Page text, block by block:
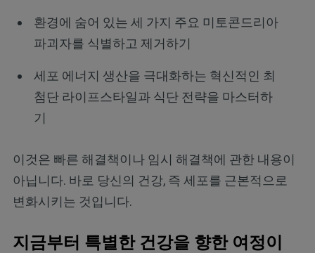
환경에 숨어 있는 세 가지 주요 미토콘드리아
파괴자를 식별하고 제거하기
세포 에너지 생산을 극대화하는 혁신적인 최
첨단 라이프스타일과 식단 전략을 마스터하
기
이것은 빠른 해결책이나 임시 해결책에 관한 내용이
아닙니다. 바로 당신의 건강, 즉 세포를 근본적으로
변화시키는 것입니다.
지금부터 특별한 건강을 향한 여정이